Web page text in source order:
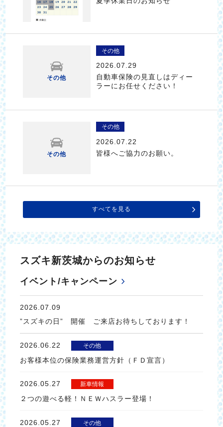
その他
その他
2026.07.29
自動車保険の見直しはディー
ラーにお任せください！
その他
その他
2026.07.22
皆様へご協力のお願い。
すべてを見る
スズキ新茨城からのお知らせ
イベント/キャンペーン
2026.07.09
”スズキの日” 開催 ご来店お待ちしております！
2026.06.22 その他
お客様本位の保険業務運営方針（ＦＤ宣言）
2026.05.27 新車情報
２つの遊べる軽！ＮＥＷハスラー登場！
2026.05.27 その他